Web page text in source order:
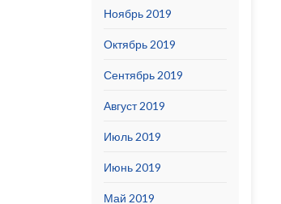
Ноябрь 2019
Октябрь 2019
Сентябрь 2019
Август 2019
Июль 2019
Июнь 2019
Май 2019